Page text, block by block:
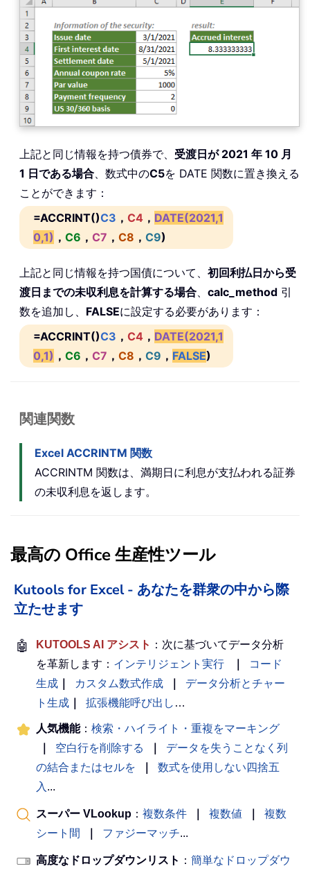
上記と同じ情報を持つ債券で、 受渡日が 2021 年 10 月
1 日である場合、数式中のC5を DATE 関数に置き換える
ことができます：
=ACCRINT()C3 ， C4 ， DATE(2021,1
0,1) ， C6 ， C7 ， C8 ， C9)
上記と同じ情報を持つ国債について、 初回利払日から受
渡日までの未収利息を計算する場合、 calc_method 引
数を追加し、 FALSEに設定する必要があります：
=ACCRINT()C3 ， C4 ， DATE(2021,1
0,1) ， C6 ， C7 ， C8 ， C9 ， FALSE)
関連関数
Excel ACCRINTM 関数
ACCRINTM 関数は、満期日に利息が支払われる証券
の未収利息を返します。
最高の Office 生産性ツール
Kutools for Excel - あなたを群衆の中から際
立たせます
🤖 KUTOOLS AI アシスト ：次に基づいてデータ分析
を革新します： インテリジェント実行
コード
生成
カスタム数式作成
データ分析とチャー
ト生成
拡張機能呼び出し …
人気機能： 検索・ハイライト・重複をマーキング
空白行を削除する
データを失うことなく列
の結合またはセルを
数式を使用しない四捨五
入 ...
スーパー VLookup ： 複数条件 複数値
複数
シート間
ファジーマッチ...
高度なドロップダウンリスト ： 簡単なドロップダウ